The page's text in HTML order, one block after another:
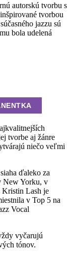
autorskú tvorbu s
tvorbou
jazzu sú
bola udelená
tvorbe aj žánre
niečo veľmi
ďaleko za
New Yorku, v
Kristin Lash je
v Top 5 na
Vocal
vyčarujú
tónov.